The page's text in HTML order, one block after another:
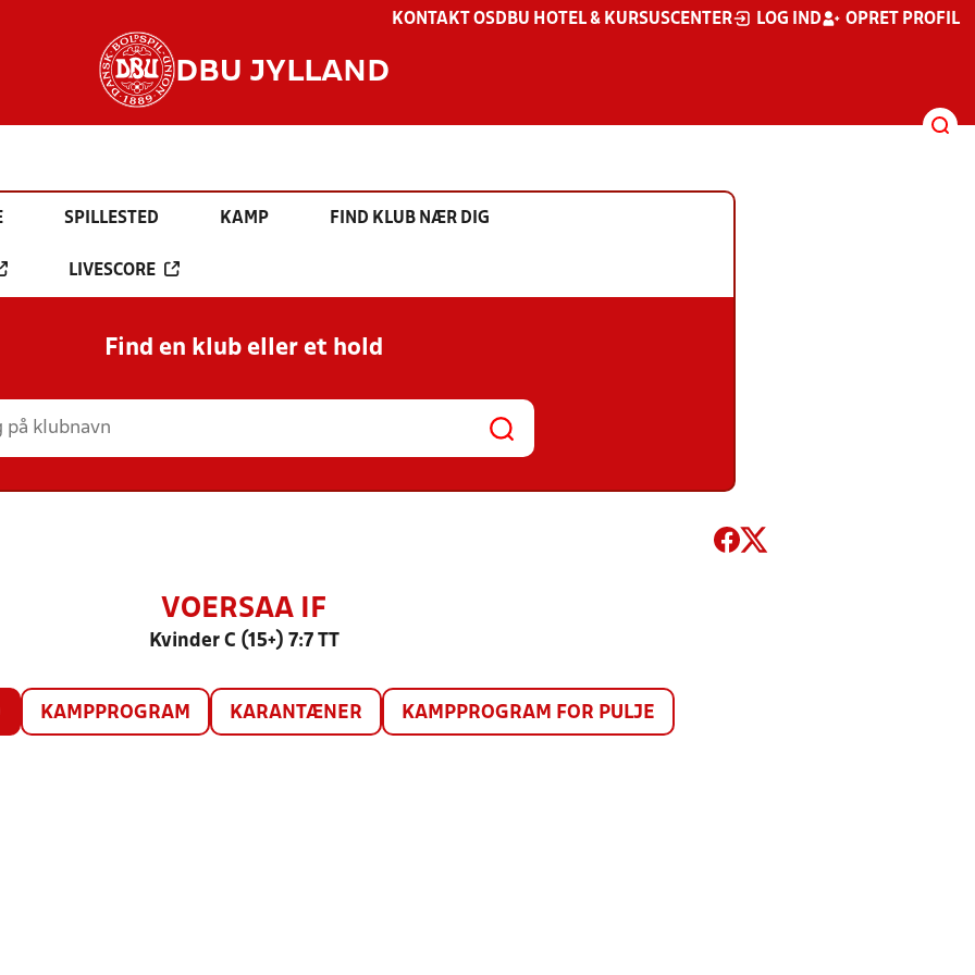
KONTAKT OS DBU HOTEL & KURSUSCENTER LOG IND OPRET PROFIL
DBU JYLLAND
SPILLESTED KAMP FIND KLUB NÆR DIG
LIVESCORE
Find en klub eller et hold
VOERSAA IF
Kvinder C (15+) 7:7 TT
KAMPPROGRAM KARANTÆNER KAMPPROGRAM FOR PULJE